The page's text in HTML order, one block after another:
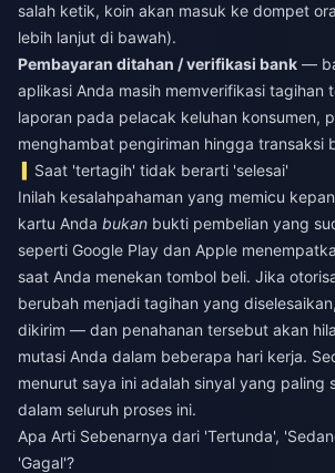
salah ketik, koin akan masuk ke dompet
lebih lanjut di bawah).
Pembayaran ditahan / verifikasi bank —
aplikasi Anda masih memverifikasi tagihan
laporan pada pelacak keluhan konsumen,
menghambat pengiriman hingga transaksi
Saat 'tertagih' tidak berarti 'selesai'
Inilah kesalahpahaman yang memicu
kartu Anda bukan bukti pembelian yang
seperti Google Play dan Apple
saat Anda menekan tombol beli. Jika
berubah menjadi tagihan yang
dikirim — dan penahanan tersebut akan
mutasi Anda dalam beberapa hari kerja.
menurut saya ini adalah sinyal yang paling
dalam seluruh proses ini.
Apa Arti Sebenarnya dari 'Tertunda',
'Gagal'?